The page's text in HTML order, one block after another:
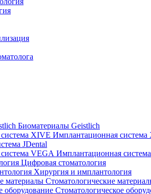
Биоматериалы Geistlich
Имплантационная
JDental
Имплантационная
Цифровая стоматология
Хирургия и имплантология
Стоматологические
Стоматологическое